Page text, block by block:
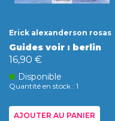
Erick alexanderson rosas
Guides voir : berlin
16,90 €
Disponible
Quantité en stock : 1
AJOUTER AU PANIER